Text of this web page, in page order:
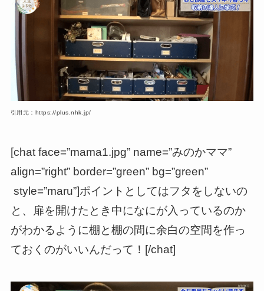
引用元：https://plus.nhk.jp/
[chat face=”mama1.jpg” name=”みのかママ”
align=”right” border=”green” bg=”green”
style=”maru”]ポイントとしてはフタをしないの
と、扉を開けたとき中になにが入っているのか
がわかるように棚と棚の間に余白の空間を作っ
ておくのがいいんだって！[/chat]